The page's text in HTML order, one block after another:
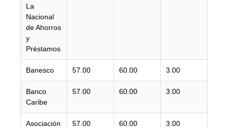
La
Nacional
de Ahorros
y
Préstamos
Banesco 57.00 60.00 3.00
Banco
Caribe
57.00 60.00 3.00
Asociación
57.00 60.00 3.00